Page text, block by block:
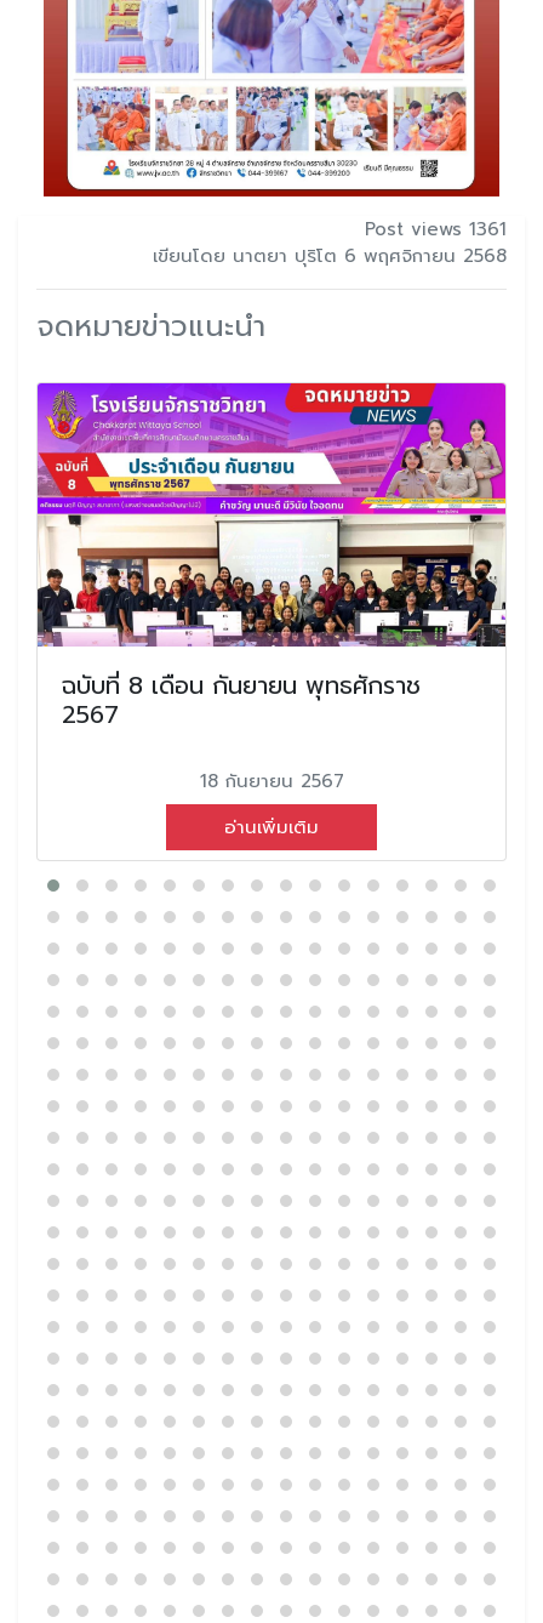
Post views 1361
เขียนโดย นาตยา ปุริโต 6 พฤศจิกายน 2568
จดหมายข่าวแนะนำ
ฉบับที่ 8 เดือน กันยายน พุทธศักราช
2567
18 กันยายน 2567
อ่านเพิ่มเติม